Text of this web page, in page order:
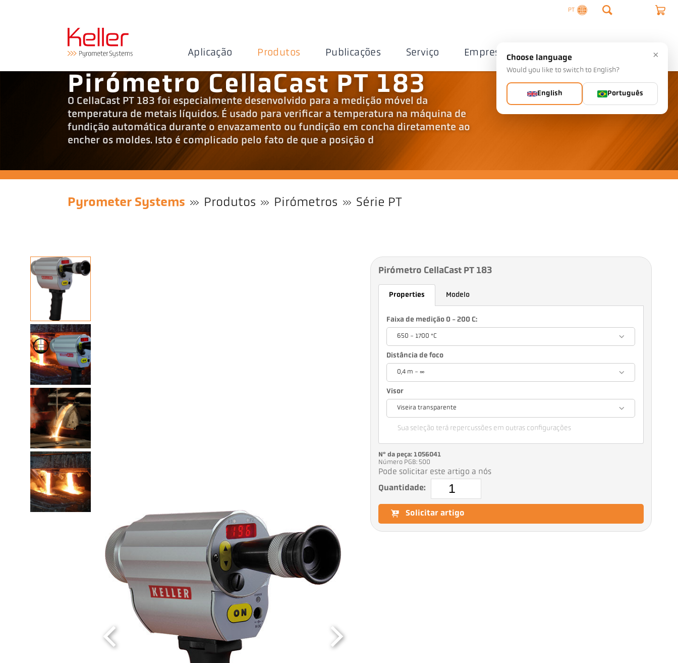
PT
Aplicação Produtos Publicações Serviço Empresa Contacto
Pirómetro CellaCast PT 183
O CellaCast PT 183 foi especialmente desenvolvido para a medição móvel da
temperatura de metais líquidos. É usado para verificar a temperatura na máquina de
fundição automática durante o envazamento ou fundição em concha diretamente ao
encher os moldes. Isto é complicado pelo fato de que a posição d
Pyrometer Systems Produtos Pirómetros Série PT
Pirómetro CellaCast PT 183
Properties Modelo
Faixa de medição 0 - 200 C:
650 - 1700 °C
Distância de foco
0,4 m - ∞
Visor
Viseira transparente
Sua seleção terá repercussões em outras configurações
Nº da peça: 1056041
Número PGB: 500
Pode solicitar este artigo a nós
Quantidade:
Solicitar artigo
×
Choose language
Would you like to switch to English?
English Português